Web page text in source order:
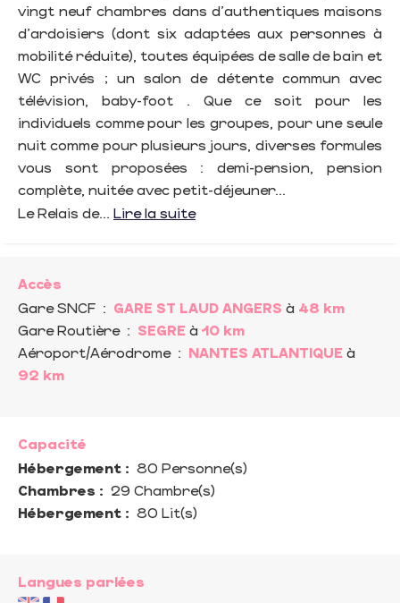
vingt neuf chambres dans d'authentiques maisons
d'ardoisiers (dont six adaptées aux personnes à
mobilité réduite), toutes équipées de salle de bain et
WC privés ; un salon de détente commun avec
télévision, baby-foot . Que ce soit pour les
individuels comme pour les groupes, pour une seule
nuit comme pour plusieurs jours, diverses formules
vous sont proposées : demi-pension, pension
complète, nuitée avec petit-déjeuner...
Le Relais de... Lire la suite
Accès
Gare SNCF : GARE ST LAUD ANGERS à 48 km
Gare Routière: SEGRE à 10 km
Aéroport/Aérodrome: NANTES ATLANTIQUE à
92 km
Capacité
Hébergement : 80 Personne(s)
Chambres : 29 Chambre(s)
Hébergement : 80 Lit(s)
Langues parlées